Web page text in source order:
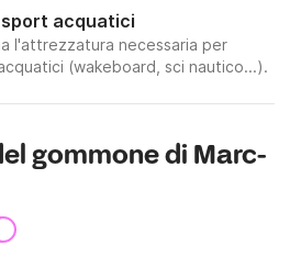
acquatici
l'attrezzatura necessaria per
(wakeboard, sci nautico...).
gommone di Marc-